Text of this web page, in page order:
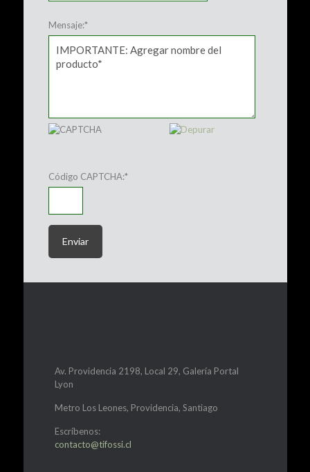
Mensaje:*
Código CAPTCHA:*
Av. Providencia 2198, Local 29, Galería Portal
Lyon
Metro Los Leones, Providencia, Santiago
Escríbenos:
contacto@tifossi.cl